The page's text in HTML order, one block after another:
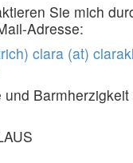
Sie mich
Adresse:
clara (at)
und